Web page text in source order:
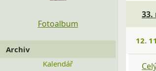
33.
12.
Fotoalbum
Archiv
Kalendář